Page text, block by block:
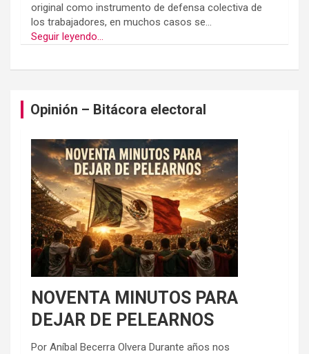
original como instrumento de defensa colectiva de
los trabajadores, en muchos casos se...
Seguir leyendo...
Opinión – Bitácora electoral
NOVENTA MINUTOS PARA
DEJAR DE PELEARNOS
Por Aníbal Becerra Olvera Durante años nos